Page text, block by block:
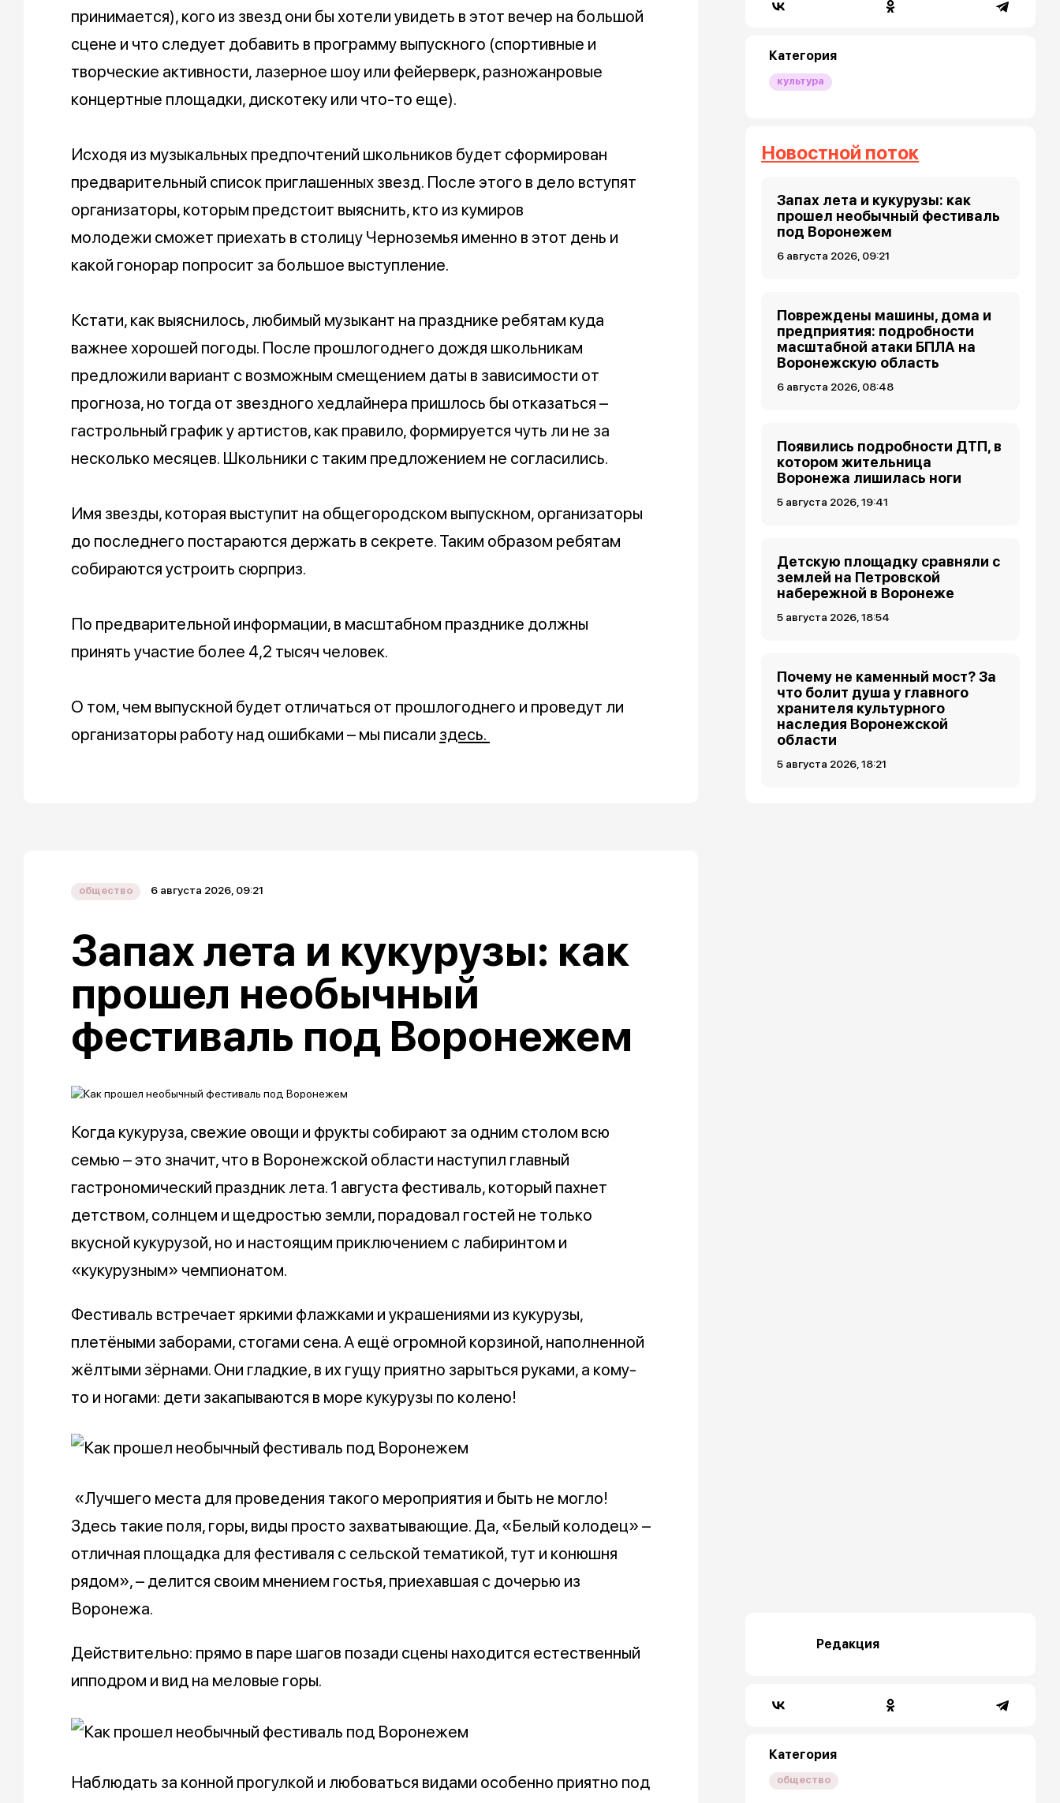
принимается), кого из звезд они бы хотели увидеть в этот вечер на большой
сцене и что следует добавить в программу выпускного (спортивные и
творческие активности, лазерное шоу или фейерверк, разножанровые
концертные площадки, дискотеку или что-то еще).
Исходя из музыкальных предпочтений школьников будет сформирован
предварительный список приглашенных звезд. После этого в дело вступят
организаторы, которым предстоит выяснить, кто из кумиров
молодежи сможет приехать в столицу Черноземья именно в этот день и
какой гонорар попросит за большое выступление.
Кстати, как выяснилось, любимый музыкант на празднике ребятам куда
важнее хорошей погоды. После прошлогоднего дождя школьникам
предложили вариант с возможным смещением даты в зависимости от
прогноза, но тогда от звездного хедлайнера пришлось бы отказаться –
гастрольный график у артистов, как правило, формируется чуть ли не за
несколько месяцев. Школьники с таким предложением не согласились.
Имя звезды, которая выступит на общегородском выпускном, организаторы
до последнего постараются держать в секрете. Таким образом ребятам
собираются устроить сюрприз.
По предварительной информации, в масштабном празднике должны
принять участие более 4,2 тысяч человек.
О том, чем выпускной будет отличаться от прошлогоднего и проведут ли
организаторы работу над ошибками – мы писали здесь.
Категория
культура
Новостной поток
Запах лета и кукурузы: как
прошел необычный фестиваль
под Воронежем
6 августа 2026, 09:21
Повреждены машины, дома и
предприятия: подробности
масштабной атаки БПЛА на
Воронежскую область
6 августа 2026, 08:48
Появились подробности ДТП, в
котором жительница
Воронежа лишилась ноги
5 августа 2026, 19:41
Детскую площадку сравняли с
землей на Петровской
набережной в Воронеже
5 августа 2026, 18:54
Почему не каменный мост? За
что болит душа у главного
хранителя культурного
наследия Воронежской
области
5 августа 2026, 18:21
общество 6 августа 2026, 09:21
Запах лета и кукурузы: как
прошел необычный
фестиваль под Воронежем
Когда кукуруза, свежие овощи и фрукты собирают за одним столом всю
семью – это значит, что в Воронежской области наступил главный
гастрономический праздник лета. 1 августа фестиваль, который пахнет
детством, солнцем и щедростью земли, порадовал гостей не только
вкусной кукурузой, но и настоящим приключением с лабиринтом и
«кукурузным» чемпионатом.
Фестиваль встречает яркими флажками и украшениями из кукурузы,
плетёными заборами, стогами сена. А ещё огромной корзиной, наполненной
жёлтыми зёрнами. Они гладкие, в их гущу приятно зарыться руками, а кому-
то и ногами: дети закапываются в море кукурузы по колено!
«Лучшего места для проведения такого мероприятия и быть не могло!
Здесь такие поля, горы, виды просто захватывающие. Да, «Белый колодец» –
отличная площадка для фестиваля с сельской тематикой, тут и конюшня
рядом», – делится своим мнением гостья, приехавшая с дочерью из
Воронежа.
Действительно: прямо в паре шагов позади сцены находится естественный
ипподром и вид на меловые горы.
Наблюдать за конной прогулкой и любоваться видами особенно приятно под
Редакция
Категория
общество